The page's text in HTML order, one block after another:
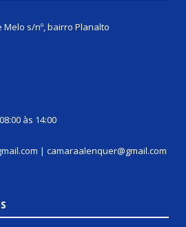
Melo s/nº, bairro Planalto
às 14:00
| camaraalenquer@gmail.com